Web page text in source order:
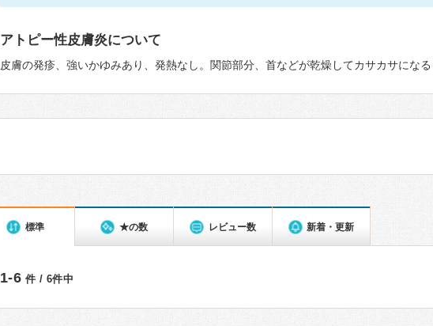
アトピー性皮膚炎について
皮膚の発疹、強いかゆみあり、発熱なし。関節部分、首などが乾燥してカサカサになる
標準 ★の数 レビュー数 新着・更新
1-6 件 / 6件中